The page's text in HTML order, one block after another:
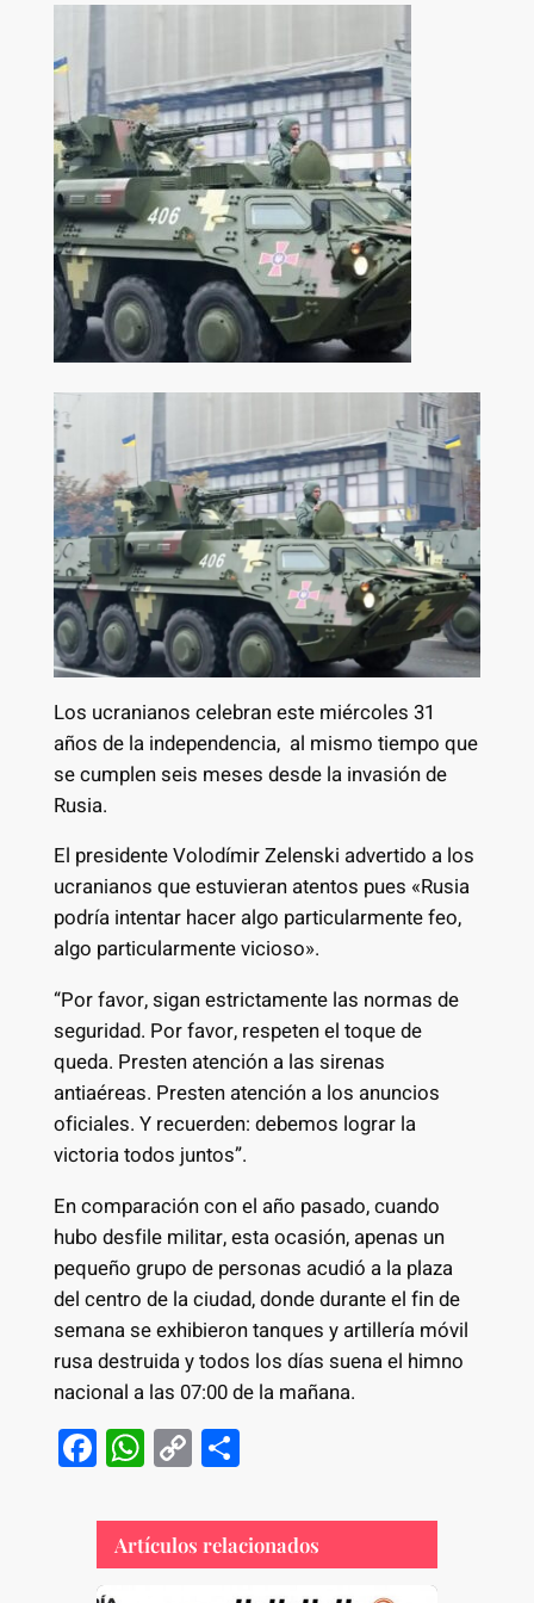
Los ucranianos celebran este miércoles 31
años de la independencia, al mismo tiempo que
se cumplen seis meses desde la invasión de
Rusia.
El presidente Volodímir Zelenski advertido a los
ucranianos que estuvieran atentos pues «Rusia
podría intentar hacer algo particularmente feo,
algo particularmente vicioso».
“Por favor, sigan estrictamente las normas de
seguridad. Por favor, respeten el toque de
queda. Presten atención a las sirenas
antiaéreas. Presten atención a los anuncios
oficiales. Y recuerden: debemos lograr la
victoria todos juntos”.
En comparación con el año pasado, cuando
hubo desfile militar, esta ocasión, apenas un
pequeño grupo de personas acudió a la plaza
del centro de la ciudad, donde durante el fin de
semana se exhibieron tanques y artillería móvil
rusa destruida y todos los días suena el himno
nacional a las 07:00 de la mañana.
F
a
c
e
W
h
at
s
C
o
p
y
S
h
ar
e
Artículos relacionados